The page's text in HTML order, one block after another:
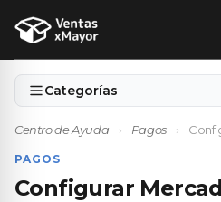
Categorías
Centro de Ayuda › Pagos ›
PAGOS
Configurar